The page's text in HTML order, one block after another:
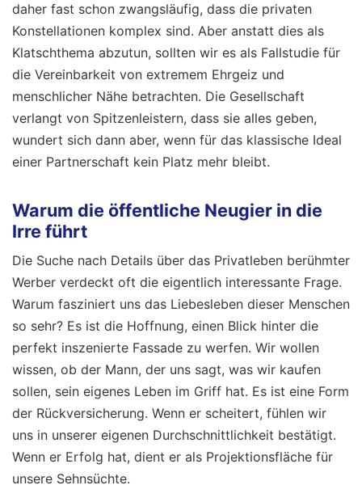
daher fast schon zwangsläufig, dass die privaten
Konstellationen komplex sind. Aber anstatt dies als
Klatschthema abzutun, sollten wir es als Fallstudie für
die Vereinbarkeit von extremem Ehrgeiz und
menschlicher Nähe betrachten. Die Gesellschaft
verlangt von Spitzenleistern, dass sie alles geben,
wundert sich dann aber, wenn für das klassische Ideal
einer Partnerschaft kein Platz mehr bleibt.
Warum die öffentliche Neugier in die
Irre führt
Die Suche nach Details über das Privatleben berühmter
Werber verdeckt oft die eigentlich interessante Frage.
Warum fasziniert uns das Liebesleben dieser Menschen
so sehr? Es ist die Hoffnung, einen Blick hinter die
perfekt inszenierte Fassade zu werfen. Wir wollen
wissen, ob der Mann, der uns sagt, was wir kaufen
sollen, sein eigenes Leben im Griff hat. Es ist eine Form
der Rückversicherung. Wenn er scheitert, fühlen wir
uns in unserer eigenen Durchschnittlichkeit bestätigt.
Wenn er Erfolg hat, dient er als Projektionsfläche für
unsere Sehnsüchte.